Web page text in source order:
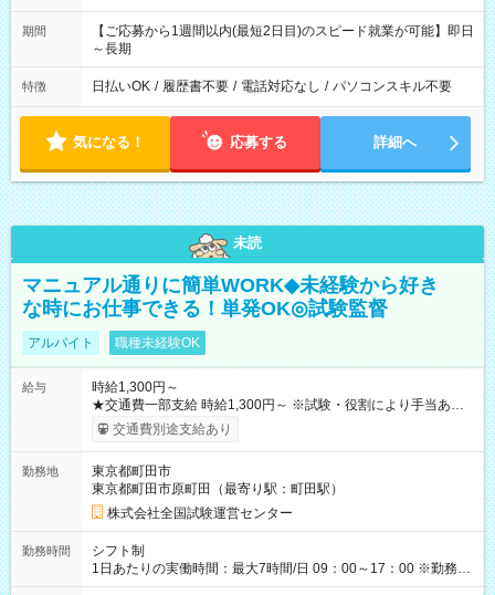
期間
【ご応募から1週間以内(最短2日目)のスピード就業が可能】即日
～長期
特徴 日払いOK / 履歴書不要 / 電話対応なし / パソコンスキル不要
気になる！ 応募する 詳細へ
未読
マニュアル通りに簡単WORK◆未経験から好き
な時にお仕事できる！単発OK◎試験監督
アルバイト 職種未経験OK
給与
時給1,300円～
★交通費一部支給 時給1,300円～ ※試験・役割により手当あり
※勤務回数により昇給あり 【即給（前払い）オプションあ
り！】 希望される場合、勤務から1週間ほどで給与の一部を受け
例】 ・河合塾模擬試験 8:30～17:30（休憩1時間） 時給1,300円
×8時間＝日収10,400円＋交通費 ※当日の役割により時給＋100
円の場合あり ・国家試験 7:00～13:30（休憩なし） 時給1,300
円（役割手当＋100円）×6時間＝日収8,400円＋交通費 【試用期
間】試用期間なし
交通費別途支給あり
勤務地
東京都町田市
東京都町田市原町田（最寄り駅：町田駅）
株式会社全国試験運営センター
勤務時間
シフト制
1日あたりの実働時間：最大7時間/日 09：00～17：00 ※勤務時
間は 試験により異なります。